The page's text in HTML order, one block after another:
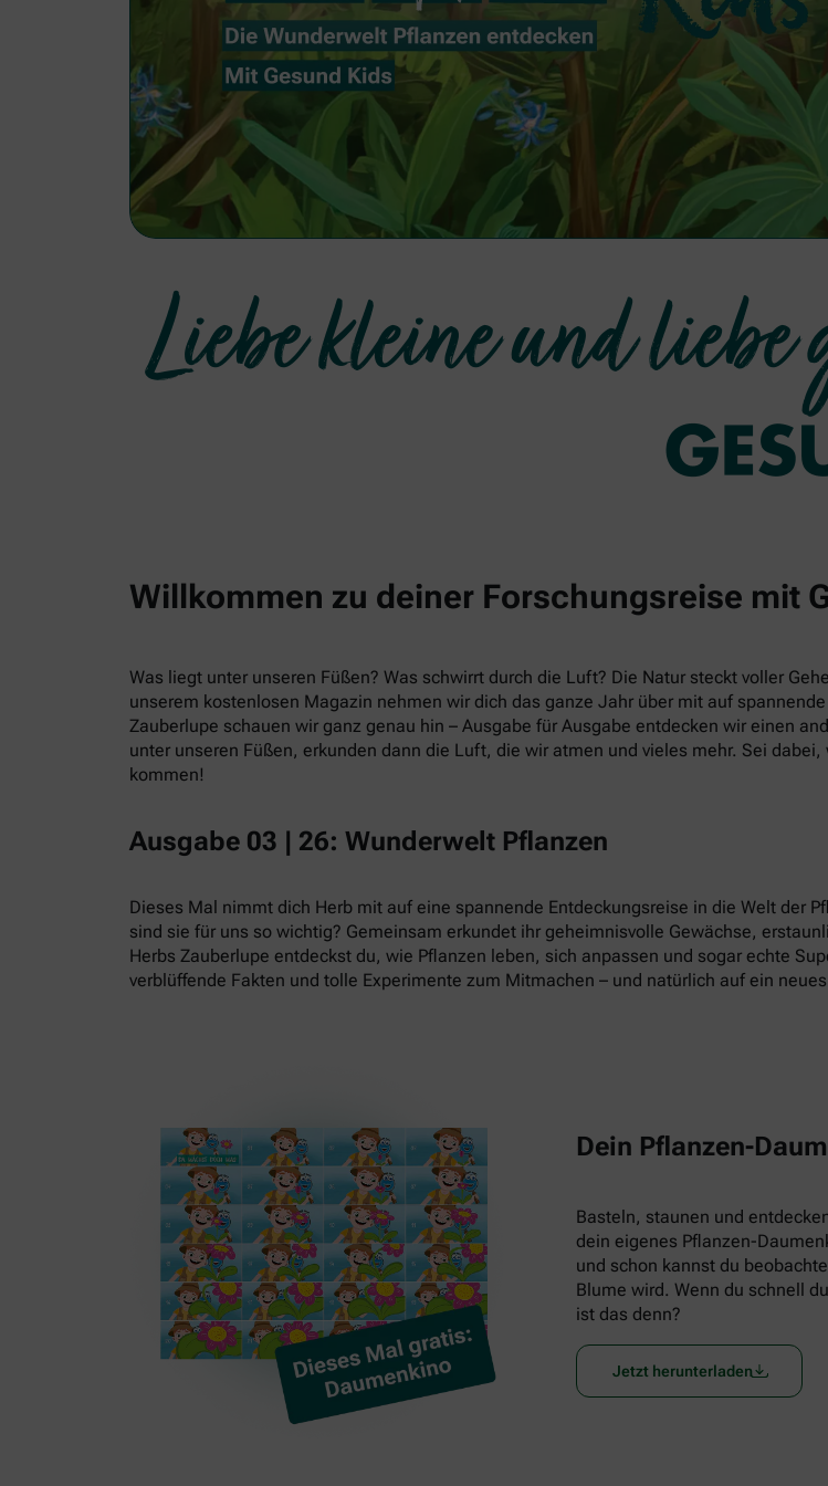
Willkommen zu deiner Forschungsreise mit
Was liegt unter unseren Füßen? Was schwirrt durch die Luft? Die Natur steckt voller
unserem kostenlosen Magazin nehmen wir dich das ganze Jahr über mit auf
Zauberlupe schauen wir ganz genau hin – Ausgabe für Ausgabe entdecken wir einen
unter unseren Füßen, erkunden dann die Luft, die wir atmen und vieles mehr. Sei
kommen!
Ausgabe 03 | 26: Wunderwelt Pflanzen
Dieses Mal nimmt dich Herb mit auf eine spannende Entdeckungsreise in die Welt der
sind sie für uns so wichtig? Gemeinsam erkundet ihr geheimnisvolle Gewächse,
Herbs Zauberlupe entdeckst du, wie Pflanzen leben, sich anpassen und sogar echte
verblüffende Fakten und tolle Experimente zum Mitmachen – und natürlich auf ein
Dein Pflanzen-
Basteln, staunen und
dein eigenes Pflanzen-
und schon kannst du
Blume wird. Wenn du schnell
ist das denn?
Jetzt herunterladen